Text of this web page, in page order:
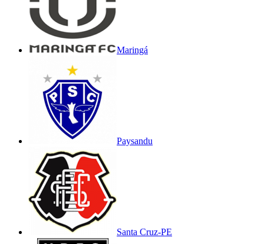
Maringá
Paysandu
Santa Cruz-PE